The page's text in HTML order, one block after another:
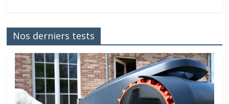
Nos derniers tests